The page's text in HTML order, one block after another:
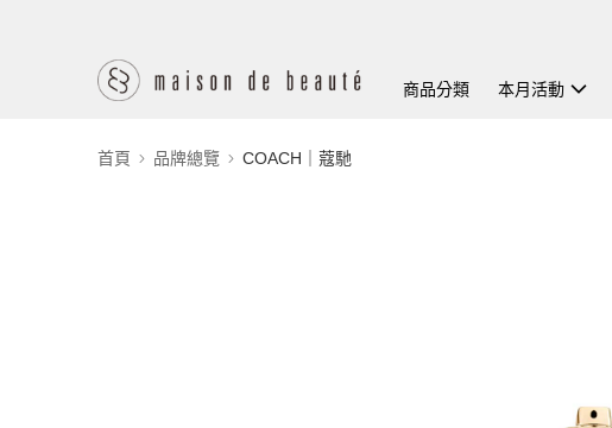
商品分類 本月活動
首頁 品牌總覽 COACH｜蔻馳